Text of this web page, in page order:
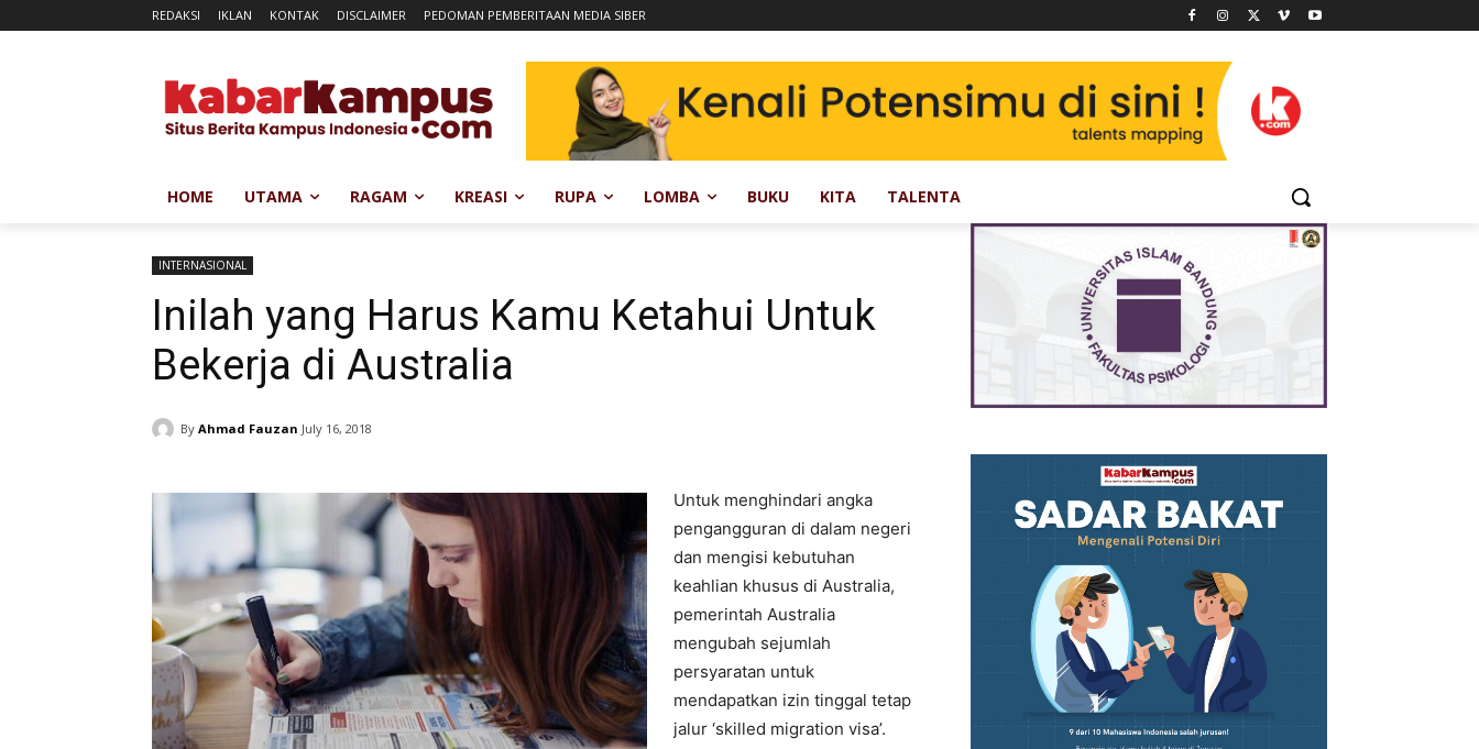
REDAKSI IKLAN KONTAK DISCLAIMER PEDOMAN PEMBERITAAN MEDIA SIBER
HOME UTAMA RAGAM KREASI RUPA LOMBA BUKU KITA TALENTA
INTERNASIONAL
Inilah yang Harus Kamu Ketahui Untuk
Bekerja di Australia
By Ahmad Fauzan July 16, 2018
Untuk menghindari angka
pengangguran di dalam negeri
dan mengisi kebutuhan
keahlian khusus di Australia,
pemerintah Australia
mengubah sejumlah
persyaratan untuk
mendapatkan izin tinggal tetap
jalur ‘skilled migration visa’.